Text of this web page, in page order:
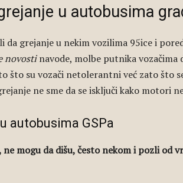
u autobusima
da grejanje u nekim vozilima 95ice i
novostinavode, molbe putnika vozačima
što su vozači netolerantni već zato što
ne sme da se isključi kako motori
autobusima GSPa
ne mogu da dišu, često nekom i pozli od